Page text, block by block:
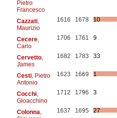
Pietro
Francesco
Cazzati,
Maurizio
1616 1678 10
Cecere,
Carlo
1706 1761 9
Cervetto,
James
1682 1783 33
Cesti, Pietro
Antonio
1623 1669 1
Cocchi,
Gioacchino
1712 1796 3
Colonna 1637 1695 27